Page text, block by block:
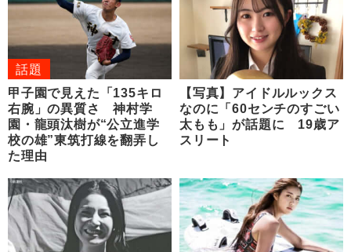
話題
甲子園で見えた「135キロ
右腕」の異質さ 神村学
園・龍頭汰樹が“公立進学
校の雄”東筑打線を翻弄し
た理由
【写真】アイドルルックス
なのに「60センチのすごい
太もも」が話題に 19歳ア
スリート